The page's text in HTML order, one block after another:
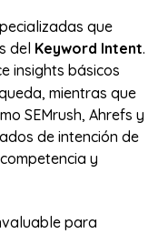
que
del Keyword Intent.
insights básicos
mientras que
SEMrush, Ahrefs y
de intención de
y
para